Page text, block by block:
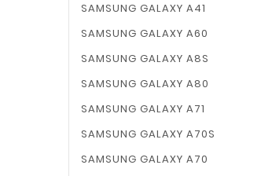
SAMSUNG GALAXY A41
SAMSUNG GALAXY A60
SAMSUNG GALAXY A8S
SAMSUNG GALAXY A80
SAMSUNG GALAXY A71
SAMSUNG GALAXY A70S
SAMSUNG GALAXY A70